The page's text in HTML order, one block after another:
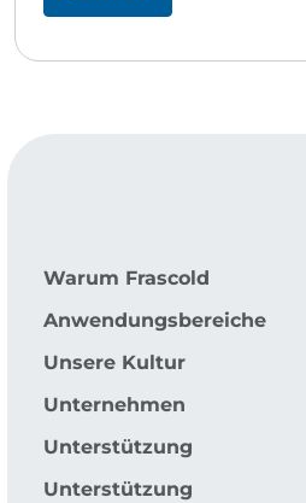
Warum Frascold
Anwendungsbereiche
Unsere Kultur
Unternehmen
Unterstützung
Unterstützung